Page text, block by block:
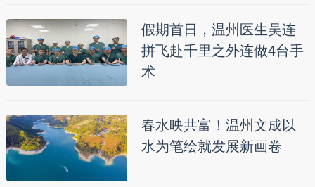
假期首日，温州医生吴连
拼飞赴千里之外连做4台手
术
春水映共富！温州文成以
水为笔绘就发展新画卷